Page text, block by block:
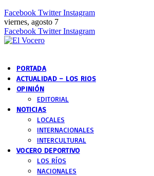
Facebook Twitter Instagram
viernes, agosto 7
Facebook Twitter Instagram
PORTADA
ACTUALIDAD – LOS RIOS
OPINIÓN
EDITORIAL
NOTICIAS
LOCALES
INTERNACIONALES
INTERCULTURAL
VOCERO DEPORTIVO
LOS RÍOS
NACIONALES